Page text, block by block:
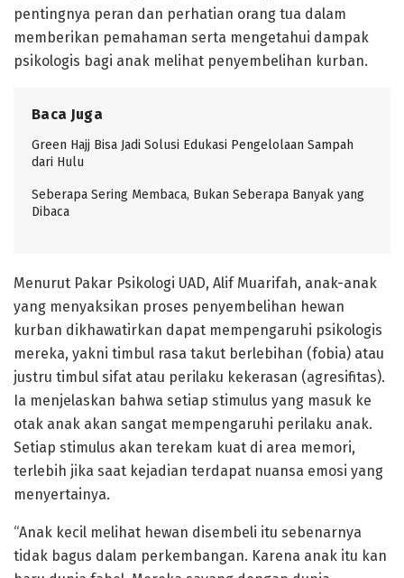
pentingnya peran dan perhatian orang tua dalam
memberikan pemahaman serta mengetahui dampak
psikologis bagi anak melihat penyembelihan kurban.
Baca Juga
Green Hajj Bisa Jadi Solusi Edukasi Pengelolaan Sampah
dari Hulu
Seberapa Sering Membaca, Bukan Seberapa Banyak yang
Dibaca
Menurut Pakar Psikologi UAD, Alif Muarifah, anak-anak
yang menyaksikan proses penyembelihan hewan
kurban dikhawatirkan dapat mempengaruhi psikologis
mereka, yakni timbul rasa takut berlebihan (fobia) atau
justru timbul sifat atau perilaku kekerasan (agresifitas).
Ia menjelaskan bahwa setiap stimulus yang masuk ke
otak anak akan sangat mempengaruhi perilaku anak.
Setiap stimulus akan terekam kuat di area memori,
terlebih jika saat kejadian terdapat nuansa emosi yang
menyertainya.
“Anak kecil melihat hewan disembeli itu sebenarnya
tidak bagus dalam perkembangan. Karena anak itu kan